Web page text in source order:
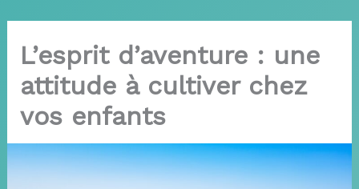
L’esprit d’aventure : une
attitude à cultiver chez
vos enfants